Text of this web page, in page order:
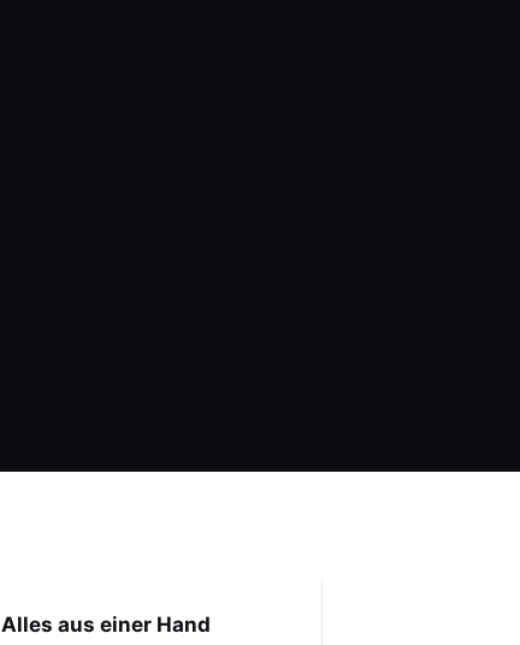
Alles aus einer Hand